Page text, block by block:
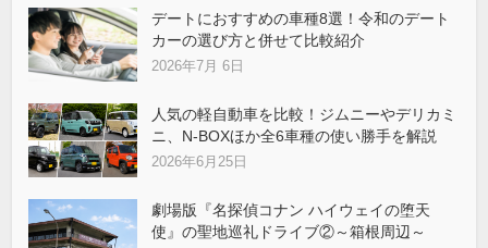
デートにおすすめの車種8選！令和のデート
カーの選び方と併せて比較紹介
2026年7月 6日
人気の軽自動車を比較！ジムニーやデリカミ
ニ、N-BOXほか全6車種の使い勝手を解説
2026年6月25日
劇場版『名探偵コナン ハイウェイの堕天
使』の聖地巡礼ドライブ②～箱根周辺～